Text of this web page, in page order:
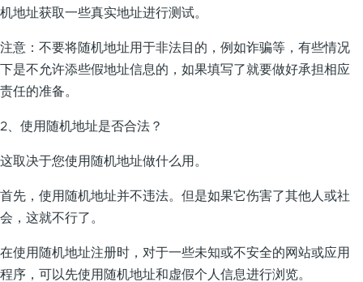
机地址获取一些真实地址进行测试。
注意：不要将随机地址用于非法目的，例如诈骗等，有些情况
下是不允许添些假地址信息的，如果填写了就要做好承担相应
责任的准备。
2、使用随机地址是否合法？
这取决于您使用随机地址做什么用。
首先，使用随机地址并不违法。但是如果它伤害了其他人或社
会，这就不行了。
在使用随机地址注册时，对于一些未知或不安全的网站或应用
程序，可以先使用随机地址和虚假个人信息进行浏览。